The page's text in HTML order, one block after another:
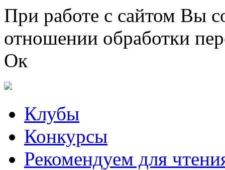
Перейти к основному содержанию
При работе с сайтом Вы
отношении обработки
Ок
Клубы
Конкурсы
Рекомендуем для